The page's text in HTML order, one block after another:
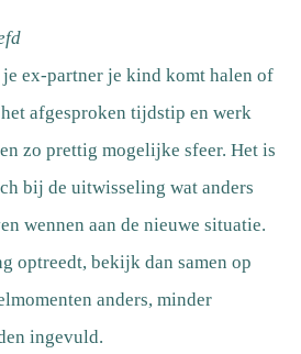
ex-partner je kind komt halen of
afgesproken tijdstip en werk
zo prettig mogelijke sfeer. Het is
bij de uitwisseling wat anders
wennen aan de nieuwe situatie.
optreedt, bekijk dan samen op
anders, minder
ingevuld.